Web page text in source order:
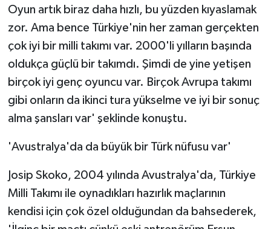
Oyun artık biraz daha hızlı, bu yüzden kıyaslamak
zor. Ama bence Türkiye'nin her zaman gerçekten
çok iyi bir milli takımı var. 2000'li yılların başında
oldukça güçlü bir takımdı. Şimdi de yine yetişen
birçok iyi genç oyuncu var. Birçok Avrupa takımı
gibi onların da ikinci tura yükselme ve iyi bir sonuç
alma şansları var' şeklinde konuştu.
'Avustralya'da da büyük bir Türk nüfusu var'
Josip Skoko, 2004 yılında Avustralya'da, Türkiye
Milli Takımı ile oynadıkları hazırlık maçlarının
kendisi için çok özel olduğundan da bahsederek,